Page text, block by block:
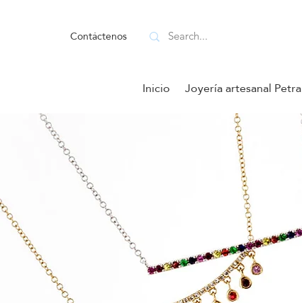
Contáctenos
Inicio Joyería artesanal Petra